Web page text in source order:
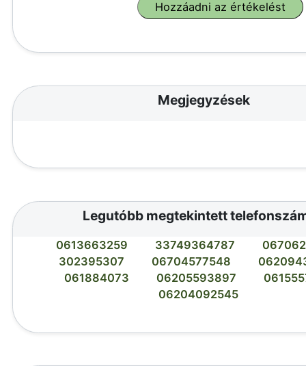
Megjegyzések
Legutóbb megtekintett
0613663259 33749364787
302395307
06704577548
061884073
06205593897
06204092545